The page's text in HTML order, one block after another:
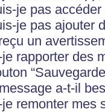
je pas
je pas ajouter
un
rapporter des
a-t-il
remonter mes